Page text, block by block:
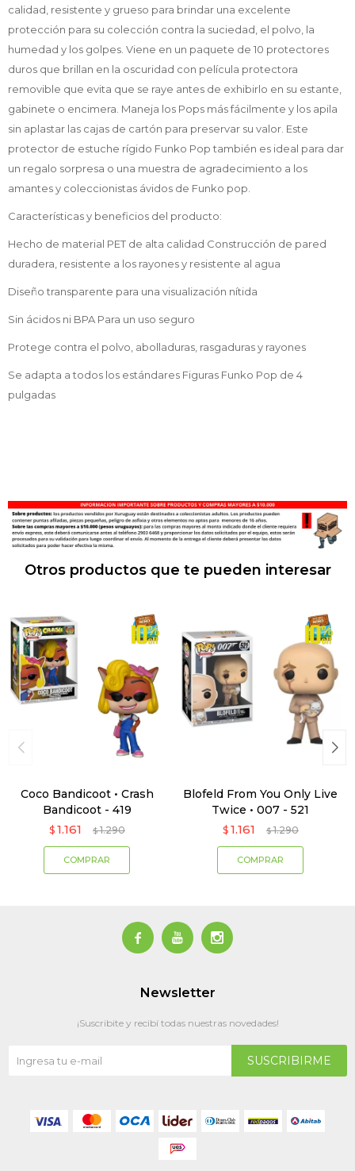
calidad, resistente y grueso para brindar una excelente
protección para su colección contra la suciedad, el polvo, la
humedad y los golpes. Viene en un paquete de 10 protectores
duros que brillan en la oscuridad con película protectora
removible que evita que se raye antes de exhibirlo en su estante,
gabinete o encimera. Maneja los Pops más fácilmente y los apila
sin aplastar las cajas de cartón para preservar su valor. Este
protector de estuche rígido Funko Pop también es ideal para dar
un regalo sorpresa o una muestra de agradecimiento a los
amantes y coleccionistas ávidos de Funko pop.
Características y beneficios del producto:
Hecho de material PET de alta calidad Construcción de pared
duradera, resistente a los rayones y resistente al agua
Diseño transparente para una visualización nítida
Sin ácidos ni BPA Para un uso seguro
Protege contra el polvo, abolladuras, rasgaduras y rayones
Se adapta a todos los estándares Figuras Funko Pop de 4
pulgadas
Otros productos que te pueden interesar
Coco Bandicoot • Crash
Bandicoot - 419
$ 1.161 $ 1.290
Blofeld From You Only Live
Twice • 007 - 521
$ 1.161 $ 1.290
  
Newsletter
¡Suscribite y recibí todas nuestras novedades!
SUSCRIBIRME